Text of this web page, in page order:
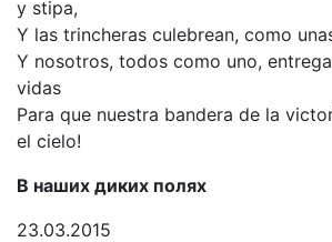
y stipa,
Y las trincheras culebrean, como
Y nosotros, todos como uno,
vidas
Para que nuestra bandera de la
el cielo!
В наших диких полях
23.03.2015